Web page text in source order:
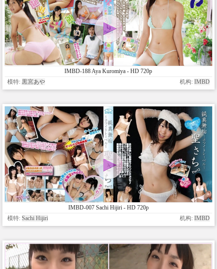
IMBD-188 Aya Kuromiya - HD 720p
模特: 黒宮あや 机构: IMBD
IMBD-007 Sachi Hijiri - HD 720p
模特: Sachi Hijiri 机构: IMBD